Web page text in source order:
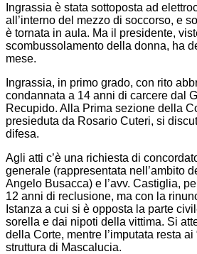
Ingrassia è stata sottoposta ad
all’interno del mezzo di soccorso, e
è tornata in aula. Ma il presidente,
scombussolamento della donna, ha
mese.
Ingrassia, in primo grado, con rito
condannata a 14 anni di carcere dal
Recupido. Alla Prima sezione della
presieduta da Rosario Cuteri, si
difesa.
Agli atti c’è una richiesta di
generale (rappresentata nell’ambito
Angelo Busacca) e l’avv. Castiglia,
12 anni di reclusione, ma con la
Istanza a cui si è opposta la parte
sorella e dai nipoti della vittima. Si
della Corte, mentre l’imputata resta ai
struttura di Mascalucia.